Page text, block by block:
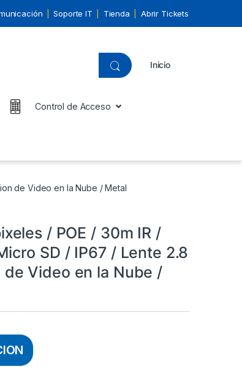
Soporte IT Tienda Abrir Tickets
Inicio
Control de Acceso
de Video en la Nube / Metal
/ POE / 30m IR /
SD / IP67 / Lente 2.8
de Video en la Nube /